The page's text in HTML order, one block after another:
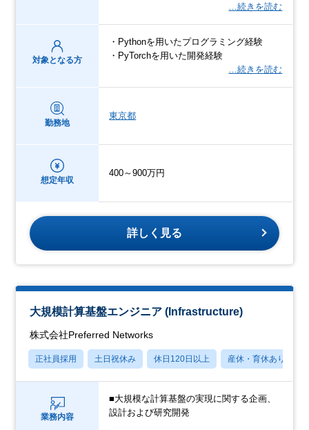
…続きを読む
対象となる方
・Pythonを用いたプログラミング経験
・PyTorchを用いた開発経験
…続きを読む
勤務地
東京都
想定年収
400～900万円
詳しく見る
大規模計算基盤エンジニア (Infrastructure)
株式会社Preferred Networks
正社員採用 土日祝休み 休日120日以上 産休・育休あり
業務内容
■大規模な計算基盤の実現に関する企画、
設計および研究開発